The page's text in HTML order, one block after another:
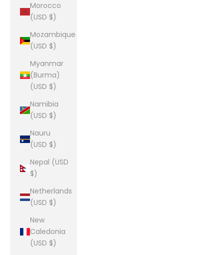
Morocco
(USD $)
Mozambique
(USD $)
Myanmar
(Burma)
(USD $)
Namibia
(USD $)
Nauru
(USD $)
Nepal (USD
$)
Netherlands
(USD $)
New
Caledonia
(USD $)